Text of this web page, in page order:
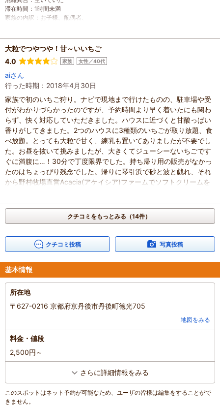
滞在時間 ： 1時間未満
家族の内訳 ： お子様、 配偶者、
投稿日
： 2018年5月2日
大粒でつやつや！甘～いいちご
4.0
家族 女性／40代
aiさん
行った時期：2018年4月30日
家族で初のいちご狩り。ナビで現地まで行けたものの、駐車場や受
付がわかりづらかったのですが、予約時間より早く着いたにも関わ
らず、快く対応していただきました。ハウスに近づくと甘酸っぱい
香りがしてきました。2つのハウスに3種類のいちごが取り放題、食
べ放題。とっても大粒で甘く、練乳も置いてありましたが不要でし
た。お昼を抜いて挑みましたが、大きくてジューシーないちごです
ぐに満腹に…！30分で丁度限界でした。持ち帰り用の販売がなかっ
たのはちょっぴり残念でした。帰りに琴引浜で砂と波と戯れ、それ
から野村牧場直営Acacia(アケイシア)ファームでソフトクリームを
混雑具合：空いていた
家族の内訳：お子様、親・祖父母、
3人～5人
投稿日：2018年4月30日
クチコミをもっとみる（14件）
クチコミ投稿 写真投稿
基本情報
所在地
〒627-0216 京都府京丹後市丹後町徳光705
地図をみる
料金・値段
2,500円～
さらに詳細情報をみる
このスポットはネット予約が可能なため、ユーザの皆様は編集をすることがで
きません。